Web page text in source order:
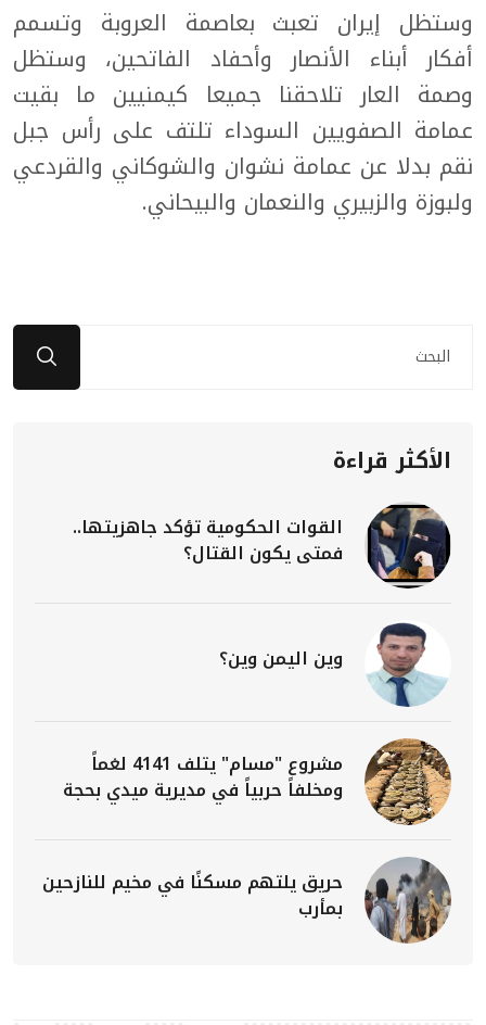
وستظل إيران تعبث بعاصمة العروبة وتسمم
أفكار أبناء الأنصار وأحفاد الفاتحين، وستظل
وصمة العار تلاحقنا جميعا كيمنيين ما بقيت
عمامة الصفويين السوداء تلتف على رأس جبل
نقم بدلا عن عمامة نشوان والشوكاني والقردعي
ولبوزة والزبيري والنعمان والبيحاني.
الأكثر قراءة
القوات الحكومية تؤكد جاهزيتها..
فمتى يكون القتال؟
وين اليمن وين؟
مشروع "مسام" يتلف 4141 لغماً
ومخلفاً حربياً في مديرية ميدي بحجة
حريق يلتهم مسكنًا في مخيم للنازحين
بمأرب